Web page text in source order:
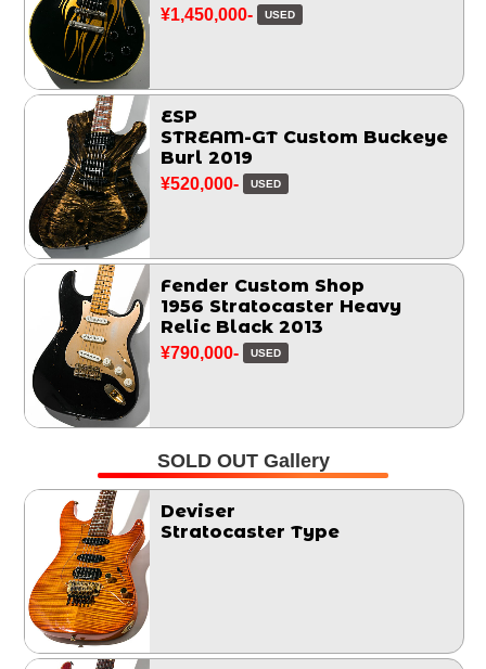
¥1,450,000- USED
ESP
STREAM-GT Custom Buckeye
Burl 2019
¥520,000- USED
Fender Custom Shop
1956 Stratocaster Heavy
Relic Black 2013
¥790,000- USED
SOLD OUT Gallery
Deviser
Stratocaster Type